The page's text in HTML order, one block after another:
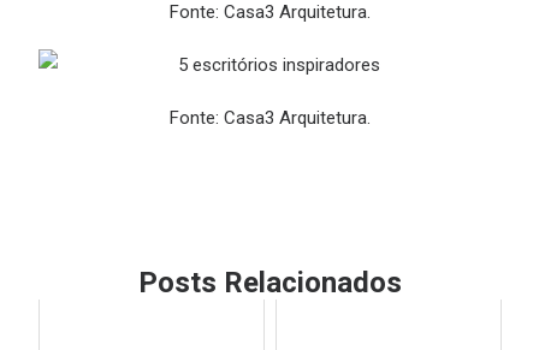
Fonte: Casa3 Arquitetura.
Fonte: Casa3 Arquitetura.
Posts Relacionados